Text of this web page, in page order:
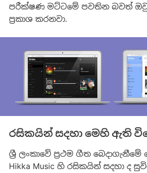
පරීක්ෂණ මට්ටමේ පවතින බවත්
ප්‍රකාශ කරනවා.
රසිකයින් සදහා මෙහි ඇති
ශ්‍රී ලංකාවේ ප්‍රථම ගීත
Hikka Music හි රසිකයින් සදහා ද